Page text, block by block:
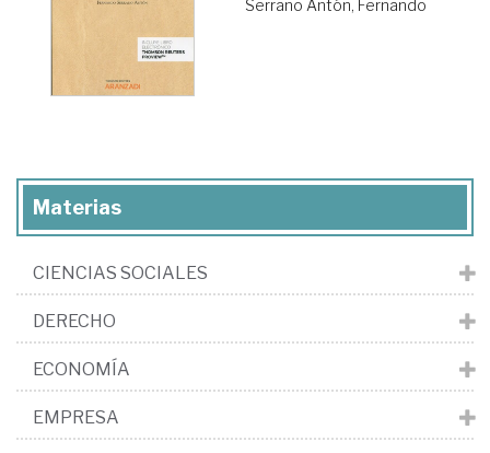
Serrano Antón, Fernando
Materias
CIENCIAS SOCIALES
DERECHO
ECONOMÍA
EMPRESA